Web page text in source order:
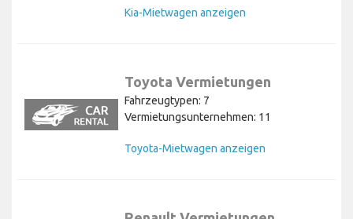
Kia-Mietwagen anzeigen
Toyota Vermietungen
Fahrzeugtypen: 7
Vermietungsunternehmen: 11
Toyota-Mietwagen anzeigen